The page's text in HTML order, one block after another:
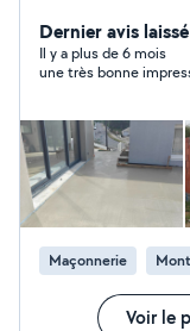
Maçonnerie - Terrassement -
Réalisation de
service - Placo -
Nous réalisons
et appartement
peinture - Faisons
gratuit
Dernier avis
Il y a plus de 6 mois
une très bonne
Maçonnerie
Voir le